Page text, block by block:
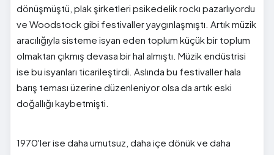
dönüşmüştü, plak şirketleri psikedelik rockı pazarlıyordu
ve Woodstock gibi festivaller yaygınlaşmıştı. Artık müzik
aracılığıyla sisteme isyan eden toplum küçük bir toplum
olmaktan çıkmış devasa bir hal almıştı. Müzik endüstrisi
ise bu isyanları ticarileştirdi. Aslında bu festivaller hala
barış teması üzerine düzenleniyor olsa da artık eski
doğallığı kaybetmişti.
1970'ler ise daha umutsuz, daha içe dönük ve daha